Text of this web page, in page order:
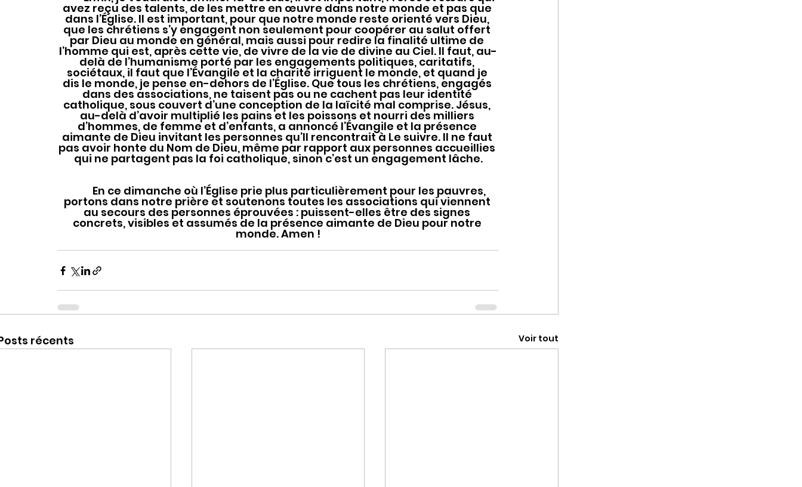
avez reçu des talents, de les mettre en œuvre dans notre monde et pas que
dans l’Église. Il est important, pour que notre monde reste orienté vers Dieu,
que les chrétiens s’y engagent non seulement pour coopérer au salut offert
par Dieu au monde en général, mais aussi pour redire la finalité ultime de
l’homme qui est, après cette vie, de vivre de la vie de divine au Ciel. Il faut, au-
delà de l’humanisme porté par les engagements politiques, caritatifs,
sociétaux, il faut que l’Évangile et la charité irriguent le monde, et quand je
dis le monde, je pense en-dehors de l’Église. Que tous les chrétiens, engagés
dans des associations, ne taisent pas ou ne cachent pas leur identité
catholique, sous couvert d’une conception de la laïcité mal comprise. Jésus,
au-delà d’avoir multiplié les pains et les poissons et nourri des milliers
d’hommes, de femme et d’enfants, a annoncé l’Évangile et la présence
aimante de Dieu invitant les personnes qu’Il rencontrait à Le suivre. Il ne faut
pas avoir honte du Nom de Dieu, même par rapport aux personnes accueillies
qui ne partagent pas la foi catholique, sinon c’est un engagement lâche.
portons dans notre prière et soutenons toutes les associations qui viennent
au secours des personnes éprouvées : puissent-elles être des signes
concrets, visibles et assumés de la présence aimante de Dieu pour notre
monde. Amen !
récents Voir tout